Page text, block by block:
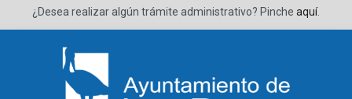
¿Desea realizar algún trámite administrativo? Pinche aquí.